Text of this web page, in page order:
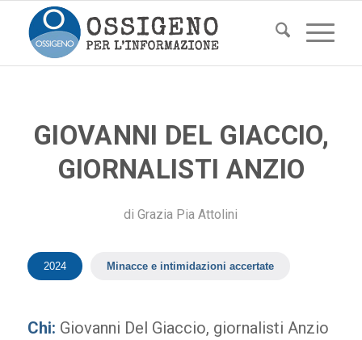
GIOVANNI DEL GIACCIO,
GIORNALISTI ANZIO
diGrazia Pia Attolini
2024 Minacce e intimidazioni accertate
Chi: Giovanni Del Giaccio, giornalisti Anzio